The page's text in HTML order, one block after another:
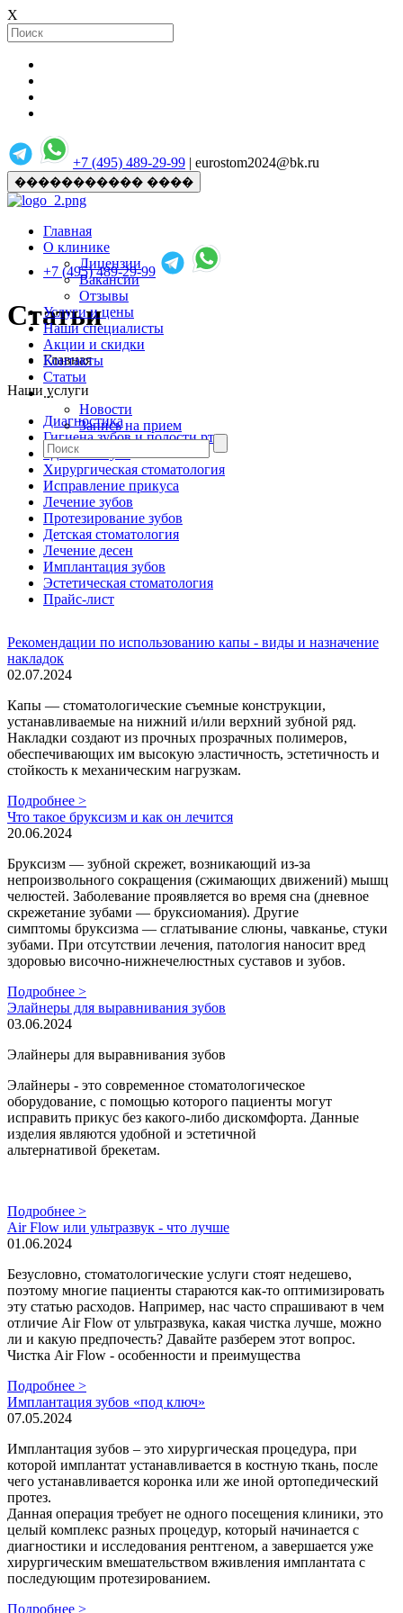
X
+7 (495) 489-29-99 | eurostom2024@bk.ru
����������� ����
Главная
О клинике
Лицензии
Вакансии
Отзывы
Услуги и цены
Наши специалисты
Акции и скидки
Контакты
Статьи
...
Новости
Запись на прием
+7 (495) 489-29-99
Статьи
Главная
Наши услуги
Диагностика
Гигиена зубов и полости рта
Удаление зуба
Хирургическая стоматология
Исправление прикуса
Лечение зубов
Протезирование зубов
Детская стоматология
Лечение десен
Имплантация зубов
Эстетическая стоматология
Прайс-лист
Рекомендации по использованию капы - виды и назначение
накладок
02.07.2024
Капы — стоматологические съемные конструкции,
устанавливаемые на нижний и/или верхний зубной ряд.
Накладки создают из прочных прозрачных полимеров,
обеспечивающих им высокую эластичность, эстетичность и
стойкость к механическим нагрузкам.
Подробнее >
Что такое бруксизм и как он лечится
20.06.2024
Бруксизм — зубной скрежет, возникающий из-за
непроизвольного сокращения (сжимающих движений) мышц
челюстей. Заболевание проявляется во время сна (дневное
скрежетание зубами — бруксиомания). Другие
симптомы бруксизма — сглатывание слюны, чавканье, стуки
зубами. При отсутствии лечения, патология наносит вред
здоровью височно-нижнечелюстных суставов и зубов.
Подробнее >
Элайнеры для выравнивания зубов
03.06.2024
Элайнеры для выравнивания зубов
Элайнеры - это современное стоматологическое
оборудование, с помощью которого пациенты могут
исправить прикус без какого-либо дискомфорта. Данные
изделия являются удобной и эстетичной
альтернативой брекетам.
Подробнее >
Air Flow или ультразвук - что лучше
01.06.2024
Безусловно, стоматологические услуги стоят недешево,
поэтому многие пациенты стараются как-то оптимизировать
эту статью расходов. Например, нас часто спрашивают в чем
отличие Air Flow от ультразвука, какая чистка лучше, можно
ли и какую предпочесть? Давайте разберем этот вопрос.
Чистка Air Flow - особенности и преимущества
Подробнее >
Имплантация зубов «под ключ»
07.05.2024
Имплантация зубов – это хирургическая процедура, при
которой имплантат устанавливается в костную ткань, после
чего устанавливается коронка или же иной ортопедический
протез.
Данная операция требует не одного посещения клиники, это
целый комплекс разных процедур, который начинается с
диагностики и исследования рентгеном, а завершается уже
хирургическим вмешательством вживления имплантата с
последующим протезированием.
Подробнее >